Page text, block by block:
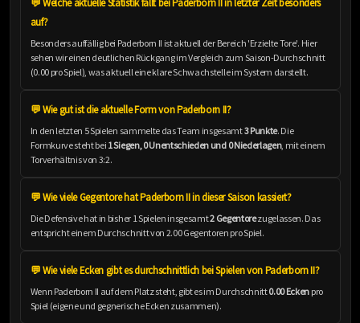
💬 Welche aktuelle Statistik fällt bei Paderborn II in letzter Zeit besonders
auf?
Besonders auffällig bei Paderborn II ist aktuell der Bereich 'Erzielte Tore'. Hier
sehen wir einen deutlichen Rückgang im Vergleich zum Saison-Durchschnitt
(0.00 pro Spiel), was aktuell eine klare Schwachstelle im System darstellt.
💬 Wie gut ist die aktuelle Form von Paderborn II?
In den letzten 5 Spielen sammelte das Team insgesamt3 Punkte. Die
Formkurve steht bei 1 Siegen, 0 Unentschieden und 0 Niederlagen, mit einem
Torverhältnis von 3:2.
💬 Wie viele Gegentore hat Paderborn II in dieser Saison kassiert?
Die Defensive hat in bisher 1 Spielen insgesamt2 Gegentorezugelassen. Das
entspricht einem Durchschnitt von 2.00 Gegentoren pro Spiel.
💬 Wie viele Ecken gibt es durchschnittlich bei Spielen von Paderborn II?
Wenn Paderborn II auf dem Platz steht, gibt es im Durchschnitt0.00 Ecken pro
Spiel (eigene und gegnerische Ecken zusammen).